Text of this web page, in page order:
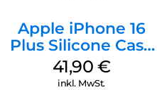
Apple iPhone 16
Plus Silicone Case
MagSafe Stone
Gray
41,90 €
inkl. MwSt.